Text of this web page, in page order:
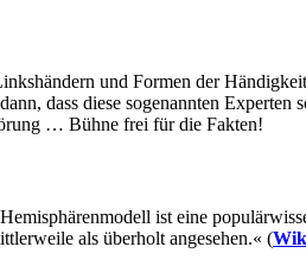
und Formen der
dass diese sogenannten Experten
… Bühne frei für die Fakten!
ist eine
als überholt angesehen.« (